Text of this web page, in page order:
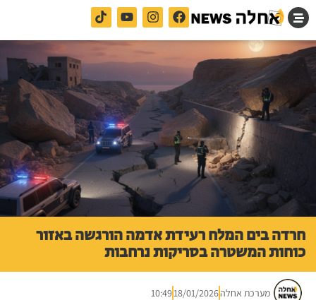
חרדה בים המלח רעידת אדמה הורגשה באזור
כוחות המשטרה בסריקות נרחבות
מערכת אחלה18/01/2026
10:49